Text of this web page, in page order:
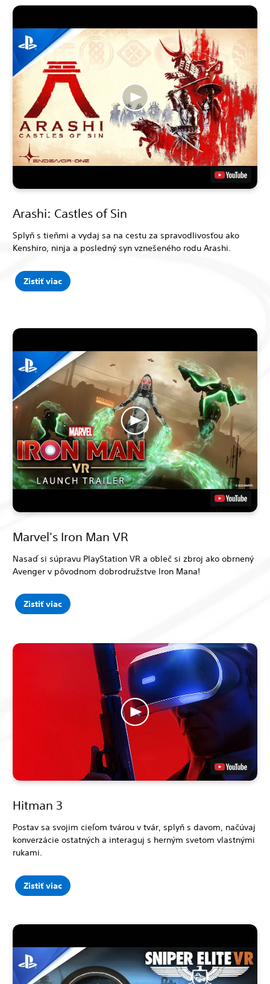
Arashi: Castles of Sin
Splyň s tieňmi a vydaj sa na cestu za spravodlivosťou ako
Kenshiro, ninja a posledný syn vznešeného rodu Arashi.
Zistiť viac
Marvel's Iron Man VR
Nasaď si súpravu PlayStation VR a obleč si zbroj ako obrnený
Avenger v pôvodnom dobrodružstve Iron Mana!
Zistiť viac
Hitman 3
Postav sa svojim cieľom tvárou v tvár, splyň s davom, načúvaj
konverzácie ostatných a interaguj s herným svetom vlastnými
rukami.
Zistiť viac